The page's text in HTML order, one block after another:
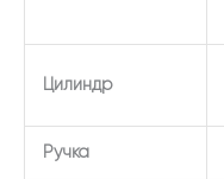
Цилиндр
Ручка